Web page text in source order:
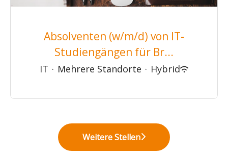
Absolventen (w/m/d) von IT-
Studiengängen für Br...
IT · Mehrere Standorte · Hybrid
Weitere Stellen